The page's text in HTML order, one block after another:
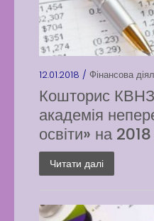
12.01.2018 / Фінансова
Кошторис КВНЗ
академія
освіти» на 2018
Читати далі